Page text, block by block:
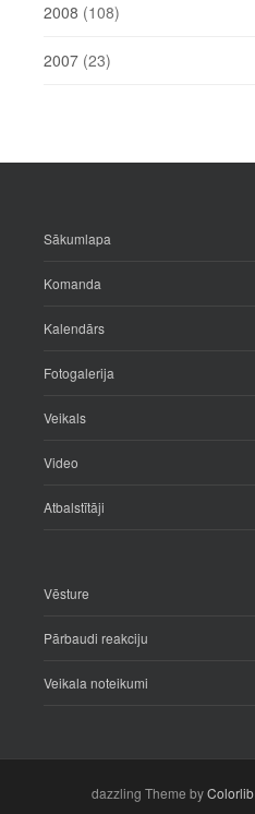
2008 (108)
2007 (23)
Sākumlapa
Komanda
Kalendārs
Fotogalerija
Veikals
Video
Atbalstītāji
Vēsture
Pārbaudi reakciju
Veikala noteikumi
dazzling Theme byColorlib